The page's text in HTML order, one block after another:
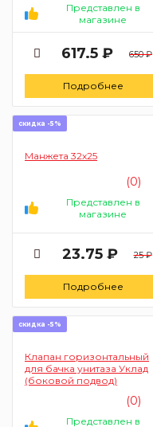
Представлен в
магазине
617.5 ₽ 650 ₽
Подробнее
скидка -5%
Манжета 32х25
(0)
Представлен в
магазине
23.75 ₽ 25 ₽
Подробнее
скидка -5%
Клапан горизонтальный
для бачка унитаза Уклад
(боковой подвод)
(0)
Представлен в